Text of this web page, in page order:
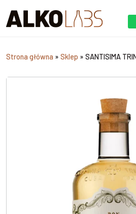
Strona główna » Sklep » SANTISIMA